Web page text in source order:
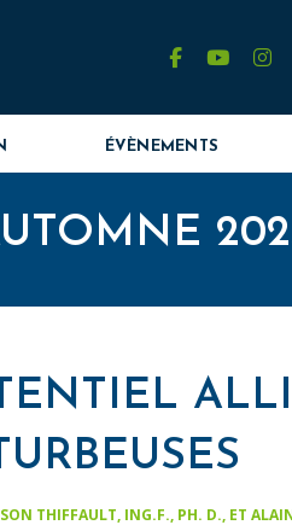
facebook
youtube
ÉVÈNEMENTS
THIFFAULT, ING.F., PH. D., ET